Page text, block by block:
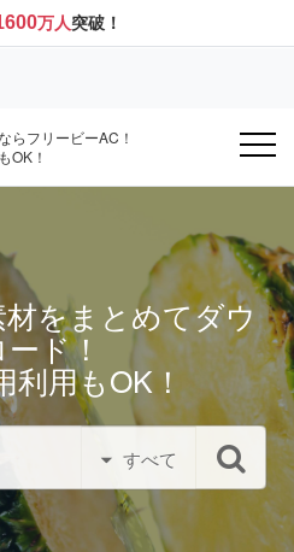
万人突破！
らフリービーAC！
OK！
をまとめてダウ
ド！
利用もOK！
すべて